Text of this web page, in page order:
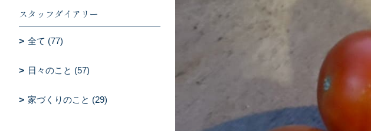
スタッフダイアリー
全て (77)
日々のこと (57)
家づくりのこと (29)